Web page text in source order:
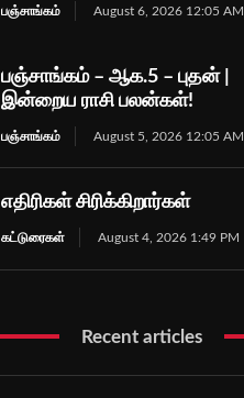
பஞ்சாங்கம் August 6, 2026 12:05 AM
பஞ்சாங்கம் – ஆக.5 – புதன் |
இன்றைய ராசி பலன்கள்!
பஞ்சாங்கம் August 5, 2026 12:05 AM
எதிரிகள் சிரிக்கிறார்கள்
கட்டுரைகள் August 4, 2026 1:49 PM
Recent articles